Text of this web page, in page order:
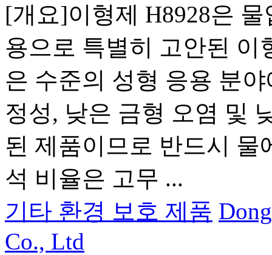
[개요]이형제 H8928은
용으로 특별히 고안된 이
은 수준의 성형 응용 분
정성, 낮은 금형 오염 및
된 제품이므로 반드시 물
석 비율은 고무 ...
기타 환경 보호 제품
Co., Ltd